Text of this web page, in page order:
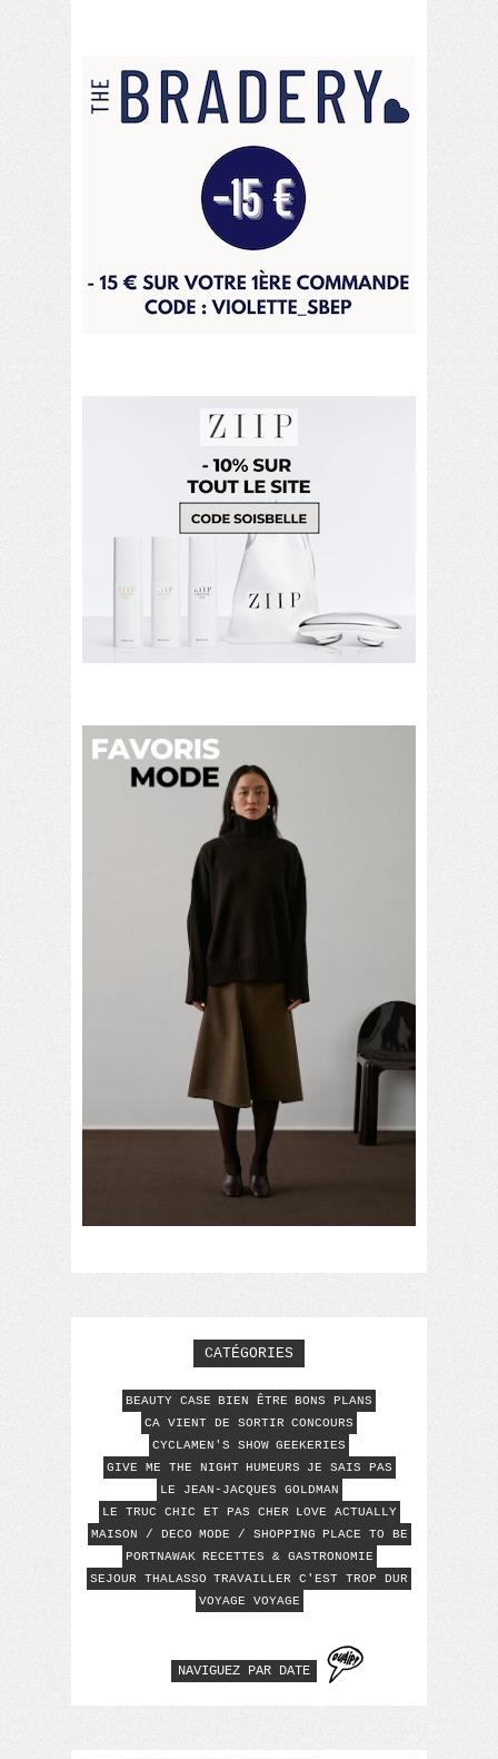
CATÉGORIES
BEAUTY CASE BIEN ÊTRE BONS PLANS
CA VIENT DE SORTIR CONCOURS
CYCLAMEN'S SHOW GEEKERIES
GIVE ME THE NIGHT HUMEURS
JE SAIS PAS
LE JEAN-JACQUES GOLDMAN
LE TRUC CHIC ET PAS CHER
LOVE ACTUALLY
MAISON / DECO MODE / SHOPPING PLACE TO BE
PORTNAWAK RECETTES & GASTRONOMIE
SEJOUR THALASSO TRAVAILLER C'EST TROP DUR
VOYAGE VOYAGE
NAVIGUEZ PAR DATE